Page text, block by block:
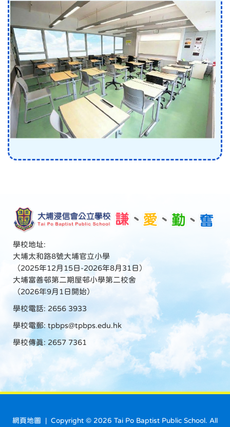
學校地址:
大埔太和路8號大埔官立小學
（2025年12月15日-2026年8月31日）
大埔富善邨第二期屋邨小學第二校舍
（2026年9月1日開始）
學校電話: 2656 3933
學校電郵: tpbps@tpbps.edu.hk
學校傳真: 2657 7361
網頁地圖 | Copyright © 2026 Tai Po Baptist Public School. All